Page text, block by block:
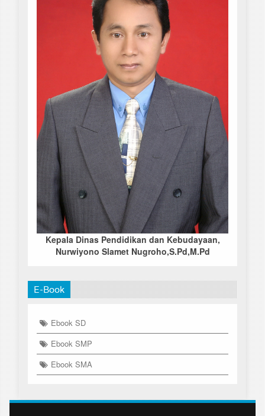
Kepala Dinas Pendidikan dan Kebudayaan,
Nurwiyono Slamet Nugroho,S.Pd,M.Pd
E-Book
Ebook SD
Ebook SMP
Ebook SMA